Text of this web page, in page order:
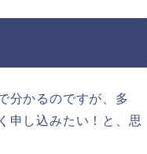
分かるのですが、多
申し込みたい！と、思